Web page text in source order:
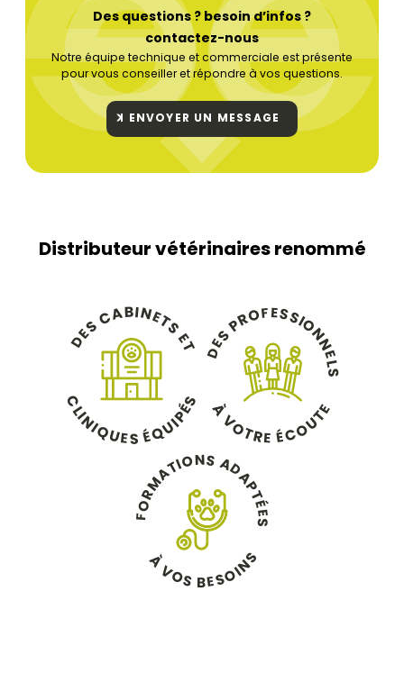
Des questions ? besoin d’infos ?
contactez-nous
Notre équipe technique et commerciale est présente
pour vous conseiller et répondre à vos questions.
ENVOYER UN MESSAGE
Distributeur vétérinaires renommé
D
ESCABINETS
E
T
C
L
I
NIQUES ÉQU
I
P
É
S
D
E
S
PROF ESSION
N
E
L
S
À
VOTRE ÉCOUT
E
F
O
R
M
ATIONS ADAP
T
É
E
S
À
VOS BESOI
N
S